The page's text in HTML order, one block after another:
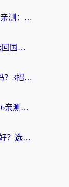
Mac翻墙回国免费？2026海外华人亲测：从CCTV5直播到国内APP，这样选加速器才靠谱
Proton VPN中国能用吗？海外党选回国加速器的避坑指南（附番茄加速器实测）
海外党必看：斧牛和Fly2CN好用吗？3招教你选对回国加速器（附免费试用攻略）
斧牛和OurPlay哪个好？海外党2026亲测：选对加速器，国内资源秒加载
海外党纠结Quickback和Kuyo哪个好？选对回国加速器才能无缝刷国内资源